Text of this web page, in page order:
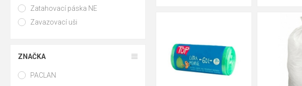
Zatahovací páska NE
Zavazovací uši
ZNAČKA
PACLAN